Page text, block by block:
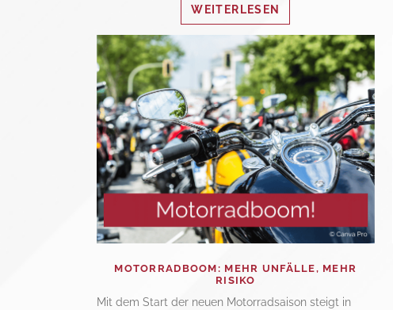
WEITERLESEN
MOTORRADBOOM: MEHR UNFÄLLE, MEHR
RISIKO
Mit dem Start der neuen Motorradsaison steigt in